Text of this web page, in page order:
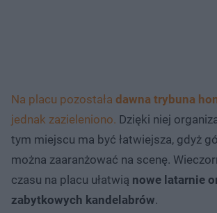
Na placu pozostała dawna trybuna
jednak zazieleniono. Dzięki niej
tym miejscu ma być łatwiejsza, gdyż
można zaaranżować na scenę.
czasu na placu ułatwią nowe latarnie
zabytkowych kandelabrów.